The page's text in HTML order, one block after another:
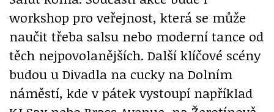
workshop pro veřejnost, která se může
naučit třeba salsu nebo moderní tance od
těch nejpovolanějších. Další klíčové scény
budou u Divadla na cucky na Dolním
náměstí, kde v pátek vystoupí například